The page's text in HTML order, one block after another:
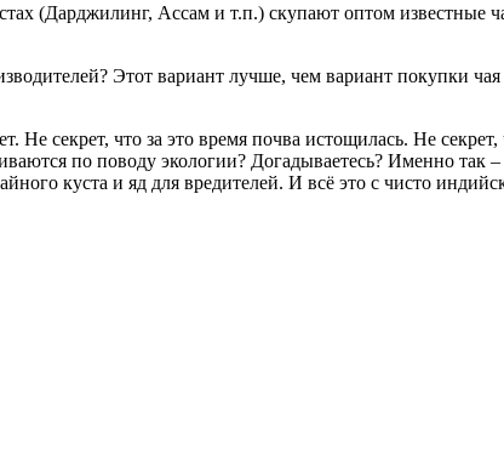
(Дарджилинг, Ассам и т.п.) скупают оптом
Этот вариант лучше, чем вариант покупки
секрет, что за это время почва истощилась. Не
по поводу экологии? Догадываетесь? Именно так
куста и яд для вредителей. И всё это с чисто